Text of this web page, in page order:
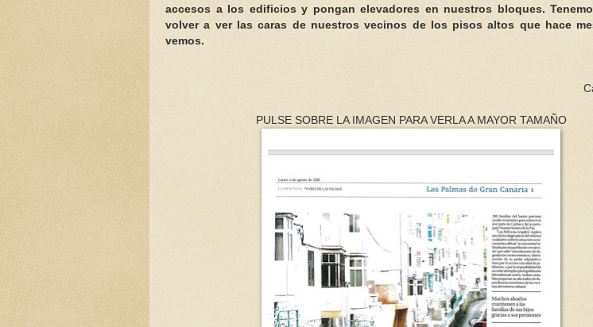
accesos a los edificios y pongan elevadores en nuestros bloques.
volver a ver las caras de nuestros vecinos de los pisos altos que hace
vemos.
PULSE SOBRE LA IMAGEN PARA VERLA A MAYOR TAMAÑO